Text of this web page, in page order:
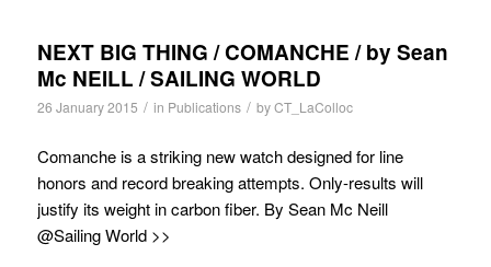
NEXT BIG THING / COMANCHE / by Sean
Mc NEILL / SAILING WORLD
26 January 2015 / in Publications / byCT_LaColloc
Comanche is a striking new watch designed for line
honors and record breaking attempts. Only-results will
justify its weight in carbon fiber. By Sean Mc Neill
@Sailing World >>